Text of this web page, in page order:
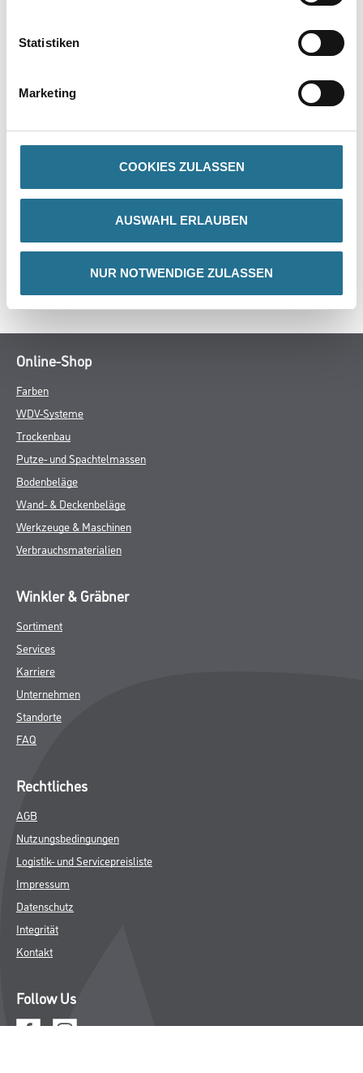
Statistiken
Marketing
COOKIES ZULASSEN
AUSWAHL ERLAUBEN
NUR NOTWENDIGE ZULASSEN
Achtung
GEFAHRENHINWEISE
Online-Shop
Farben
WDV-Systeme
Trockenbau
Putze- und Spachtelmassen
Bodenbeläge
Wand- & Deckenbeläge
Werkzeuge & Maschinen
Verbrauchsmaterialien
Winkler & Gräbner
Sortiment
Services
Karriere
Unternehmen
Standorte
FAQ
Rechtliches
AGB
Nutzungsbedingungen
Logistik- und Servicepreisliste
Impressum
Datenschutz
Integrität
Kontakt
Follow Us